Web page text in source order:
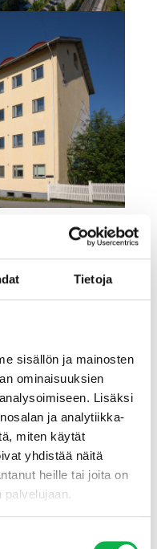
Tietoja
sisällön ja mainosten
ominaisuuksien
Lisäksi
ja analytiikka-
miten käytät
yhdistää näitä
heille tai joita on
palvelujaan.
tästä
listalle.